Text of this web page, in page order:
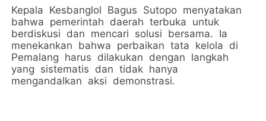
Kepala Kesbanglol Bagus Sutopo menyatakan
bahwa pemerintah daerah terbuka untuk
berdiskusi dan mencari solusi bersama. Ia
menekankan bahwa perbaikan tata kelola di
Pemalang harus dilakukan dengan langkah
yang sistematis dan tidak hanya
mengandalkan aksi demonstrasi.